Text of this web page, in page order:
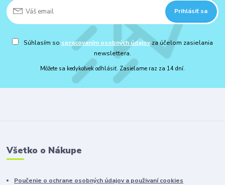
Prihlásiť sa
Súhlasím so spracovaním osobných údajovza účelom zasielania
newslettera.
Môžete sa kedykoľvek odhlásiť. Zasielame raz za 14 dní.
Všetko o Nákupe
Poučenie o ochrane osobných údajov a použivaní cookies